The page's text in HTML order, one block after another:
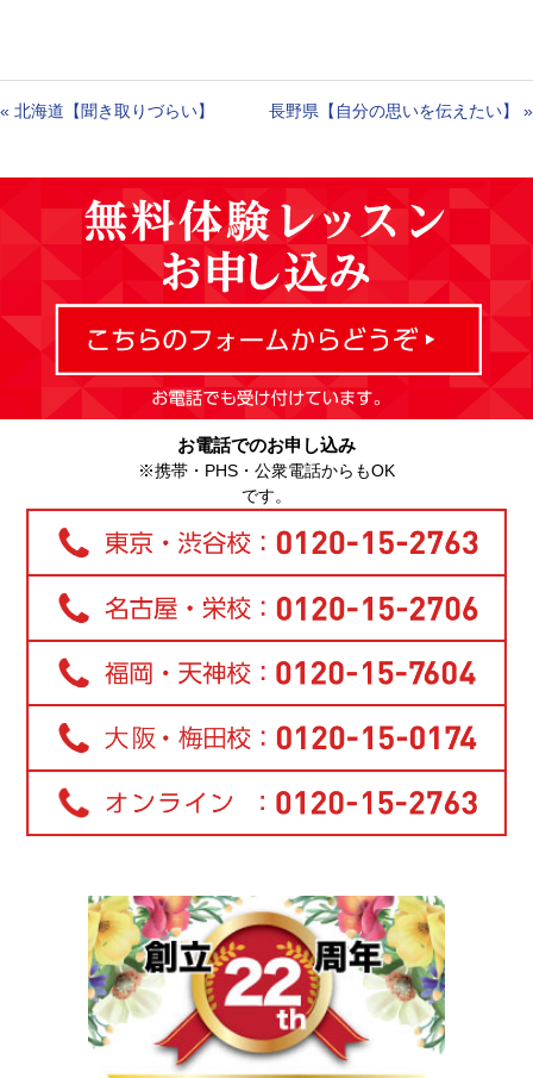
« 北海道【聞き取りづらい】 長野県【自分の思いを伝えたい】 »
お電話でのお申し込み
※携帯・PHS・公衆電話からもOK
です。